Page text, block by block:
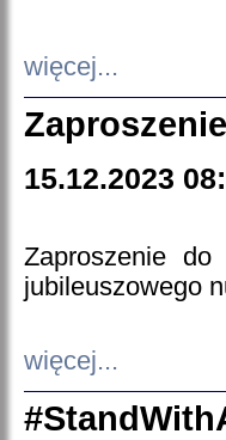
więcej...
15.12.2023
Zaproszenie do
jubileuszowego
więcej...